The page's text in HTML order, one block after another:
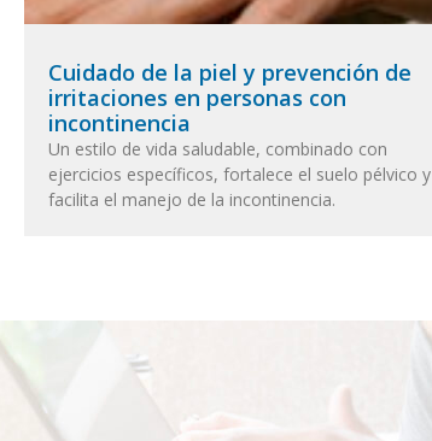
Cuidado de la piel y prevención de
irritaciones en personas con
incontinencia
Un estilo de vida saludable, combinado con
ejercicios específicos, fortalece el suelo pélvico y
facilita el manejo de la incontinencia.